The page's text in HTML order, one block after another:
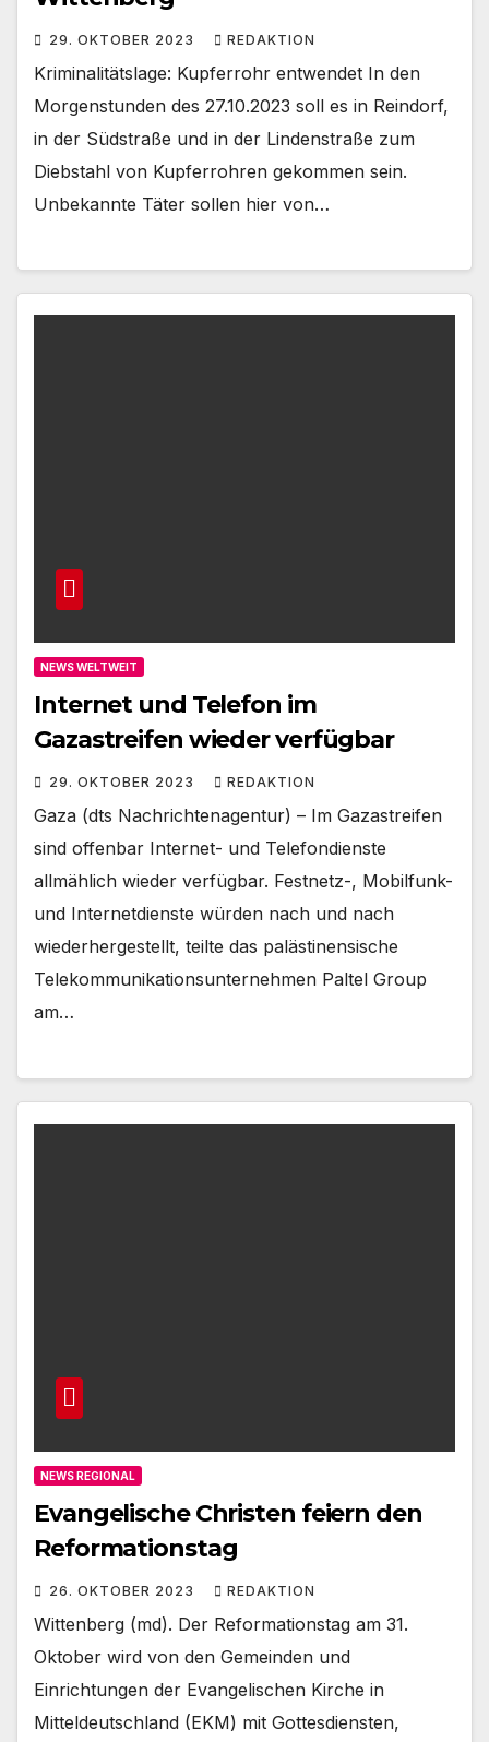
29. OKTOBER 2023 REDAKTION
Kriminalitätslage: Kupferrohr entwendet In den
Morgenstunden des 27.10.2023 soll es in Reindorf,
in der Südstraße und in der Lindenstraße zum
Diebstahl von Kupferrohren gekommen sein.
Unbekannte Täter sollen hier von…
NEWS WELTWEIT
Internet und Telefon im
Gazastreifen wieder verfügbar
29. OKTOBER 2023 REDAKTION
Gaza (dts Nachrichtenagentur) – Im Gazastreifen
sind offenbar Internet- und Telefondienste
allmählich wieder verfügbar. Festnetz-, Mobilfunk-
und Internetdienste würden nach und nach
wiederhergestellt, teilte das palästinensische
Telekommunikationsunternehmen Paltel Group
am…
NEWS REGIONAL
Evangelische Christen feiern den
Reformationstag
26. OKTOBER 2023 REDAKTION
Wittenberg (md). Der Reformationstag am 31.
Oktober wird von den Gemeinden und
Einrichtungen der Evangelischen Kirche in
Mitteldeutschland (EKM) mit Gottesdiensten,